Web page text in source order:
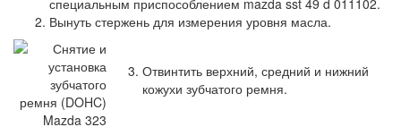
Вынуть стержень для измерения уровня масла.
Отвинтить верхний, средний и нижний
кожухи зубчатого ремня.